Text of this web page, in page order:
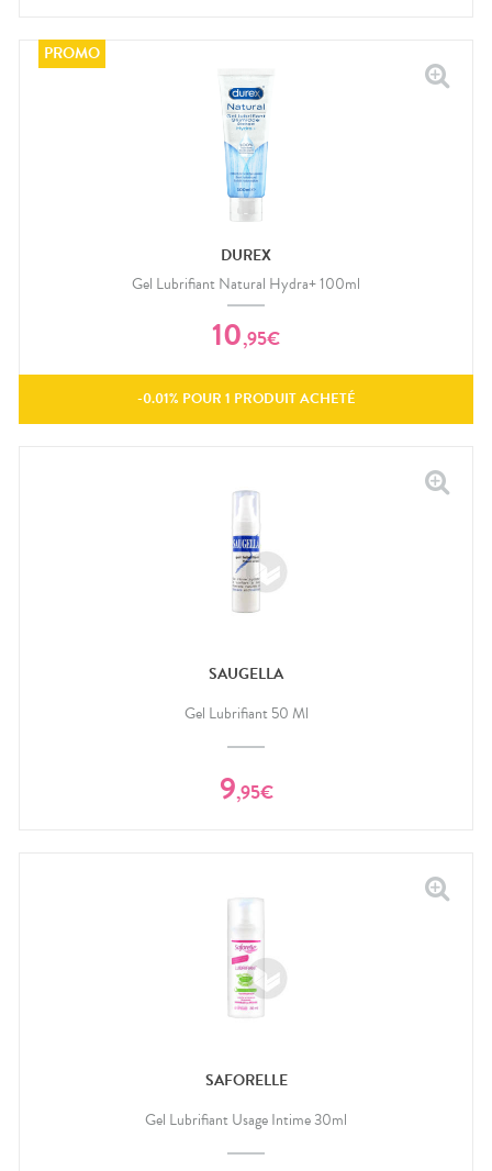
DUREX
Gel Lubrifiant Natural Hydra+ 100ml
10,95€
-0.01% POUR 1 PRODUIT ACHETÉ
SAUGELLA
Gel Lubrifiant 50 Ml
9,95€
SAFORELLE
Gel Lubrifiant Usage Intime 30ml